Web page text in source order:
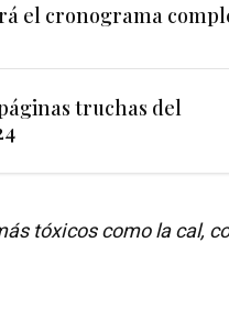
el cronograma
truchas del
tóxicos como la cal,